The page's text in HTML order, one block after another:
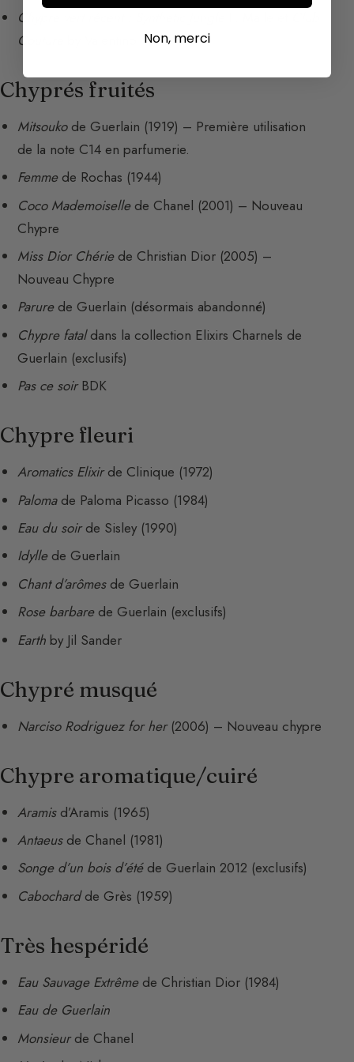
Chypre vert récent : Synthetic Jungle
Couture
Chyprés fruités
Mitsoukode Guerlain (1919) – Première utilisation
de la note C14 en parfumerie.
Femmede Rochas (1944)
Coco Mademoisellede Chanel (2001) – Nouveau
Chypre
Miss Dior Chériede Christian Dior (2005) –
Nouveau Chypre
Parurede Guerlain (désormais abandonné)
Chypre fataldans la collection Elixirs Charnels de
Guerlain (exclusifs)
Pas ce soirBDK
Chypre fleuri
Aromatics Elixirde Clinique (1972)
Palomade Paloma Picasso (1984)
Eau du soirde Sisley (1990)
Idyllede Guerlain
Chant d’arômesde Guerlain
Rose barbarede Guerlain (exclusifs)
Earth by Jil Sander
Chypré musqué
Narciso Rodriguez for her(2006) – Nouveau chypre
Chypre aromatique/cuiré
Aramisd’Aramis (1965)
Antaeusde Chanel (1981)
Songe d’un bois d’étéde Guerlain 2012 (exclusifs)
Cabochardde Grès (1959)
Très hespéridé
Eau Sauvage Extrêmede Christian Dior (1984)
Eau de Guerlain
Monsieurde Chanel
Non, merci